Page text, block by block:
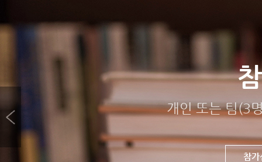
젊은 창
개인 또는 팀(3
참가
답안제출 시 유의
답안
대
역대 대회 수상
대회우